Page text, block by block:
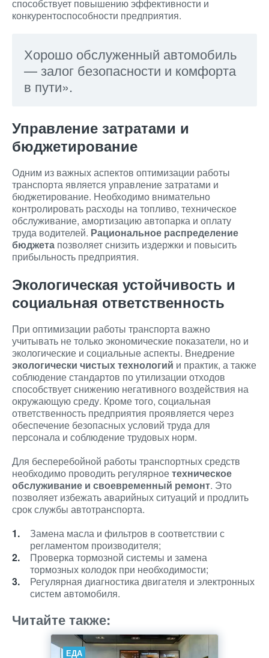
способствует повышению эффективности и
конкурентоспособности предприятия.
Хорошо обслуженный автомобиль
— залог безопасности и комфорта
в пути».
Управление затратами и
бюджетирование
Одним из важных аспектов оптимизации работы
транспорта является управление затратами и
бюджетирование. Необходимо внимательно
контролировать расходы на топливо, техническое
обслуживание, амортизацию автопарка и оплату
труда водителей. Рациональное распределение
бюджета позволяет снизить издержки и повысить
прибыльность предприятия.
Экологическая устойчивость и
социальная ответственность
При оптимизации работы транспорта важно
учитывать не только экономические показатели, но и
экологические и социальные аспекты. Внедрение
экологически чистых технологий и практик, а также
соблюдение стандартов по утилизации отходов
способствует снижению негативного воздействия на
окружающую среду. Кроме того, социальная
ответственность предприятия проявляется через
обеспечение безопасных условий труда для
персонала и соблюдение трудовых норм.
Для бесперебойной работы транспортных средств
необходимо проводить регулярноетехническое
обслуживание и своевременный ремонт. Это
позволяет избежать аварийных ситуаций и продлить
срок службы автотранспорта.
Замена масла и фильтров в соответствии с
регламентом производителя;
Проверка тормозной системы и замена
тормозных колодок при необходимости;
Регулярная диагностика двигателя и электронных
систем автомобиля.
Читайте также:
ЕДА